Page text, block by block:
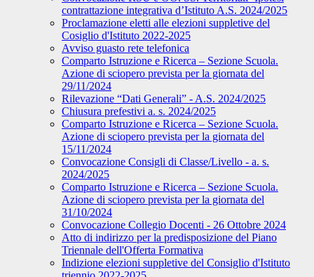
contrattazione integrativa d’Istituto A.S. 2024/2025
Proclamazione eletti alle elezioni suppletive del
Cosiglio d'Istituto 2022-2025
Avviso guasto rete telefonica
Comparto Istruzione e Ricerca – Sezione Scuola.
Azione di sciopero prevista per la giornata del
29/11/2024
Rilevazione “Dati Generali” - A.S. 2024/2025
Chiusura prefestivi a. s. 2024/2025
Comparto Istruzione e Ricerca – Sezione Scuola.
Azione di sciopero prevista per la giornata del
15/11/2024
Convocazione Consigli di Classe/Livello - a. s.
2024/2025
Comparto Istruzione e Ricerca – Sezione Scuola.
Azione di sciopero prevista per la giornata del
31/10/2024
Convocazione Collegio Docenti - 26 Ottobre 2024
Atto di indirizzo per la predisposizione del Piano
Triennale dell'Offerta Formativa
Indizione elezioni suppletive del Consiglio d'Istituto